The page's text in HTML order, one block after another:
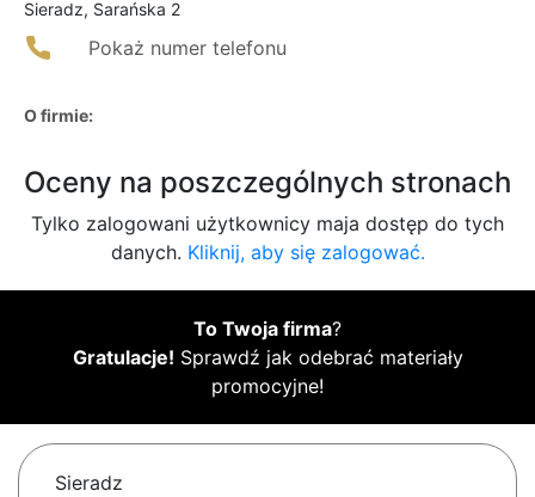
Sieradz, Sarańska 2
Pokaż numer telefonu
O firmie:
Oceny na poszczególnych stronach
Tylko zalogowani użytkownicy maja dostęp do tych
danych. Kliknij, aby się zalogować.
To Twoja firma?
Gratulacje! Sprawdź jak odebrać materiały
promocyjne!
Sieradz